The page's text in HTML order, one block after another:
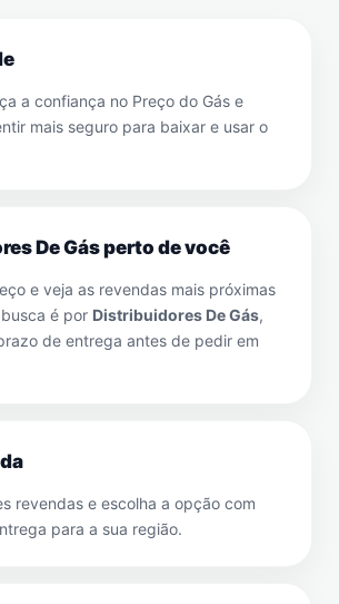
a confiança no Preço do Gás e
mais seguro para baixar e usar o
De Gás perto de você
e veja as revendas mais próximas
é por Distribuidores De Gás,
de entrega antes de pedir em
revendas e escolha a opção com
para a sua região.